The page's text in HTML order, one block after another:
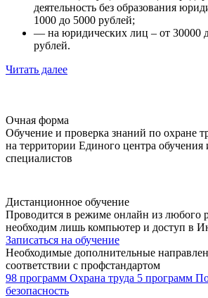
деятельность без образования
1000 до 5000 рублей;
— на юридических лиц – от 30000
рублей.
Читать далее
Очная форма
Обучение и проверка знаний по охране
на территории Единого центра обучения
специалистов
Дистанционное обучение
Проводится в режиме онлайн из любого
необходим лишь компьютер и доступ в
Записаться на обучение
Необходимые дополнительные
соответствии с профстандартом
98 программ Охрана труда 5 программ
безопасность